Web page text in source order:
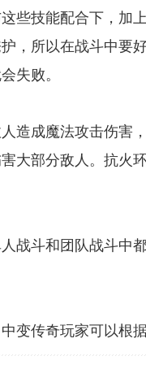
些技能配合下，加
，所以在战斗中要
失败。
成魔法攻击伤害
大部分敌人。抗火
斗和团队战斗中
传奇玩家可以根